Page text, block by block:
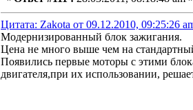
Цитата: Zakota от 09.12.2010, 09:25:26
Модернизированный блок зажигания.
Цена не много выше чем на
Появились первые моторы с этими
двигателя,при их использовании,